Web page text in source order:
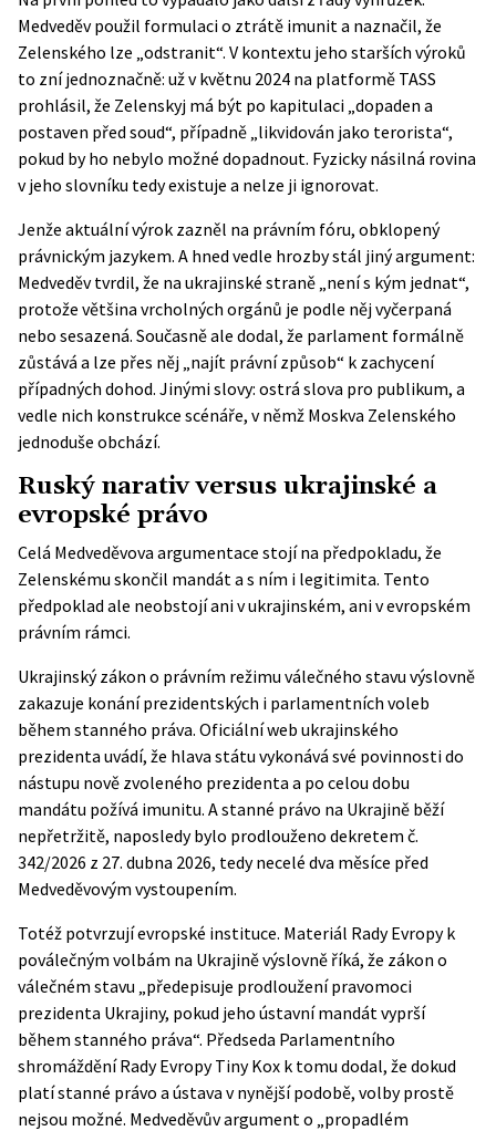
Medveděv použil formulaci o ztrátě imunit a naznačil, že
Zelenského lze „odstranit“. V kontextu jeho starších výroků
to zní jednoznačně: už v květnu 2024 na platformě TASS
prohlásil, že Zelenskyj má být po kapitulaci „dopaden a
postaven před soud“, případně „likvidován jako terorista“,
pokud by ho nebylo možné dopadnout. Fyzicky násilná rovina
v jeho slovníku tedy existuje a nelze ji ignorovat.
Jenže aktuální výrok zazněl na právním fóru, obklopený
právnickým jazykem. A hned vedle hrozby stál jiný argument:
Medveděv tvrdil, že na ukrajinské straně „není s kým jednat“,
protože většina vrcholných orgánů je podle něj vyčerpaná
nebo sesazená. Současně ale dodal, že parlament formálně
zůstává a lze přes něj „najít právní způsob“ k zachycení
případných dohod. Jinými slovy: ostrá slova pro publikum, a
vedle nich konstrukce scénáře, v němž Moskva Zelenského
jednoduše obchází.
Ruský narativ versus ukrajinské a
evropské právo
Celá Medveděvova argumentace stojí na předpokladu, že
Zelenskému skončil mandát a s ním i legitimita. Tento
předpoklad ale neobstojí ani v ukrajinském, ani v evropském
právním rámci.
Ukrajinskýzákon o právním režimu válečného stavu výslovně
zakazuje konání prezidentských i parlamentních voleb
během stanného práva. Oficiální web ukrajinského
prezidenta uvádí, že hlava státu vykonává své povinnosti do
nástupu nově zvoleného prezidenta a po celou dobu
mandátu požívá imunitu. A stanné právo na Ukrajině běží
nepřetržitě, naposledy bylo prodlouženo dekretem č.
342/2026 z 27. dubna 2026, tedy necelé dva měsíce před
Medveděvovým vystoupením.
Totéž potvrzují evropské instituce. Materiál Rady Evropy k
poválečným volbám na Ukrajině výslovně říká, že zákon o
válečném stavu „předepisuje prodloužení pravomoci
prezidenta Ukrajiny, pokud jeho ústavní mandát vyprší
během stanného práva“. Předseda Parlamentního
shromáždění Rady Evropy Tiny Kox k tomu dodal, že dokud
platí stanné právo a ústava v nynější podobě, volby prostě
nejsou možné. Medveděvův argument o „propadlém